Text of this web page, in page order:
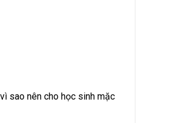
sao nên cho học sinh mặc